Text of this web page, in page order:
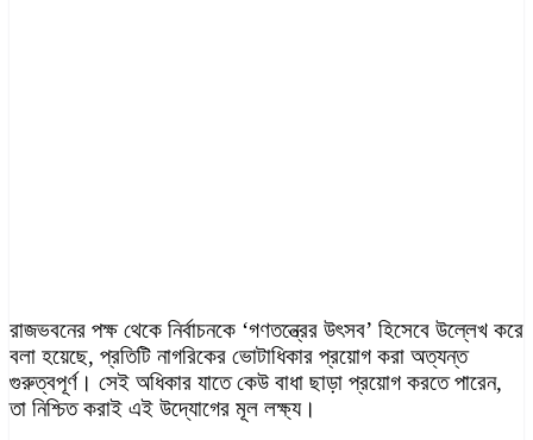
রাজভবনের পক্ষ থেকে নির্বাচনকে ‘গণতন্ত্রের উৎসব’ হিসেবে উল্লেখ করে
বলা হয়েছে, প্রতিটি নাগরিকের ভোটাধিকার প্রয়োগ করা অত্যন্ত
গুরুত্বপূর্ণ। সেই অধিকার যাতে কেউ বাধা ছাড়া প্রয়োগ করতে পারেন,
তা নিশ্চিত করাই এই উদ্যোগের মূল লক্ষ্য।